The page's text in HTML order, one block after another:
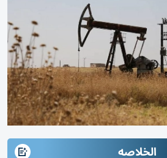
الخلاصه